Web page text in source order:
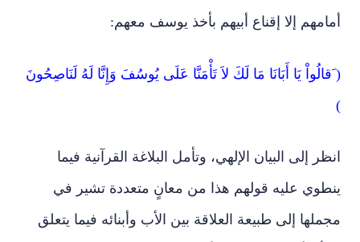
أمامهم إلا إقناع أبيهم بأخذ يوسف معهم:
( َقالُواْ يَا أَبَانَا مَا لَكَ لاَ تَأْمَنَّا عَلَى يُوسُفَ وَإِنَّا لَهُ لَنَاصِحُونَ
)
انظر إلى البيان الإلهي، وتأمل البلاغة القرآنية فيما
ينطوي عليه قولهم هذا من معانٍ متعددة تشير في
مجملها إلى طبيعة العلاقة بين الأب وأبنائه فيما يتعلق